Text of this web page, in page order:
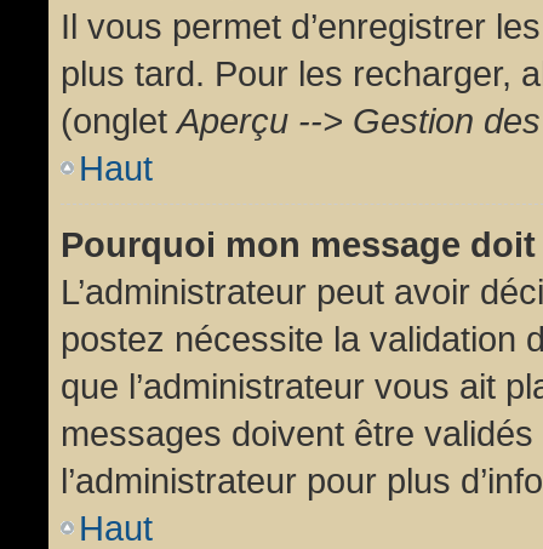
Il vous permet d’enregistrer
plus tard. Pour les recharger,
(ongletAperçu --> Gestion
Haut
Pourquoi mon message
L’administrateur peut avoir
postez nécessite la validation
que l’administrateur vous ait
messages doivent être
l’administrateur pour plus
Haut